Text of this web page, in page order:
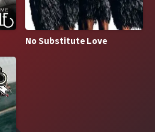
No Substitute Love